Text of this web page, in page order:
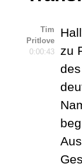
Tim
Pritlove
0:00:43
zu